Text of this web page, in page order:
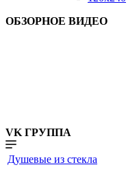
ОБЗОРНОЕ ВИДЕО
VK ГРУППА
Душевые из стекла